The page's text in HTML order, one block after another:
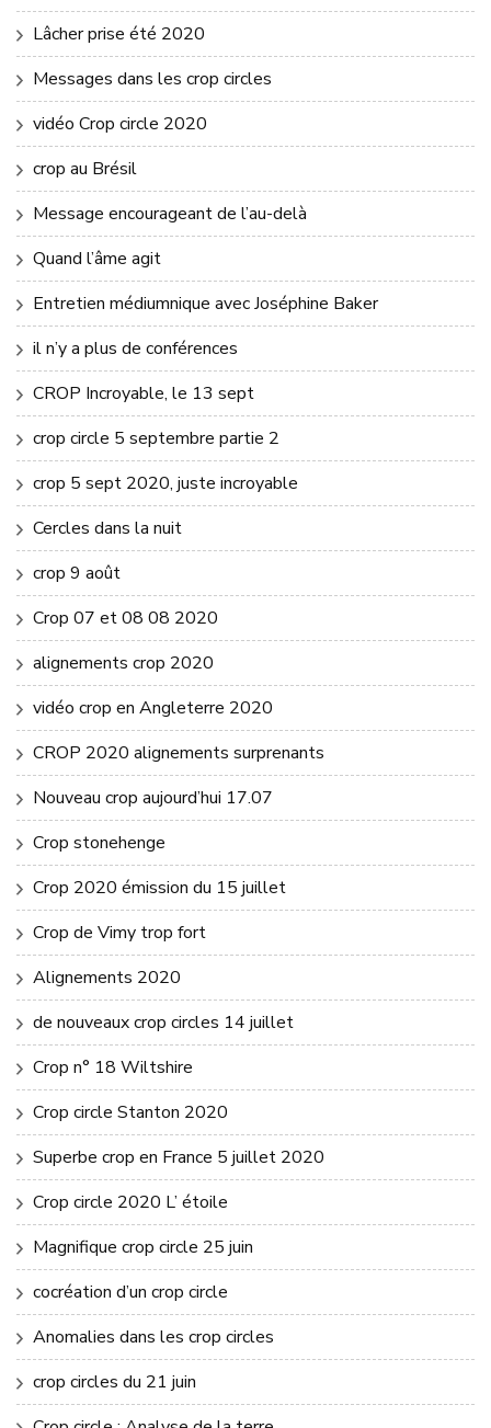
Lâcher prise été 2020
Messages dans les crop circles
vidéo Crop circle 2020
crop au Brésil
Message encourageant de l’au-delà
Quand l’âme agit
Entretien médiumnique avec Joséphine Baker
il n’y a plus de conférences
CROP Incroyable, le 13 sept
crop circle 5 septembre partie 2
crop 5 sept 2020, juste incroyable
Cercles dans la nuit
crop 9 août
Crop 07 et 08 08 2020
alignements crop 2020
vidéo crop en Angleterre 2020
CROP 2020 alignements surprenants
Nouveau crop aujourd’hui 17.07
Crop stonehenge
Crop 2020 émission du 15 juillet
Crop de Vimy trop fort
Alignements 2020
de nouveaux crop circles 14 juillet
Crop n° 18 Wiltshire
Crop circle Stanton 2020
Superbe crop en France 5 juillet 2020
Crop circle 2020 L’ étoile
Magnifique crop circle 25 juin
cocréation d’un crop circle
Anomalies dans les crop circles
crop circles du 21 juin